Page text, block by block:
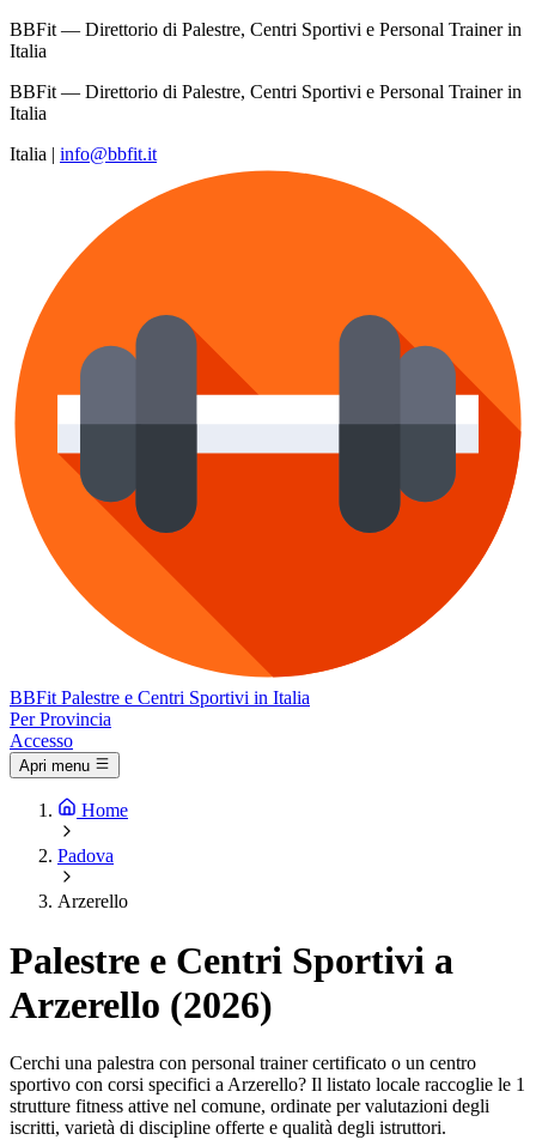
BBFit — Direttorio di Palestre, Centri Sportivi e Personal Trainer in
Italia
BBFit — Direttorio di Palestre, Centri Sportivi e Personal Trainer in
Italia
Italia | info@bbfit.it
BBFit Palestre e Centri Sportivi in Italia
Per Provincia
Accesso
Apri menu
Home
Padova
Arzerello
Palestre e Centri Sportivi a
Arzerello (2026)
Cerchi una palestra con personal trainer certificato o un centro
sportivo con corsi specifici a Arzerello? Il listato locale raccoglie le 1
strutture fitness attive nel comune, ordinate per valutazioni degli
iscritti, varietà di discipline offerte e qualità degli istruttori.